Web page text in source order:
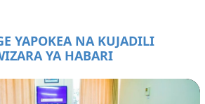
YAPOKEA NA KUJADILI
YA HABARI